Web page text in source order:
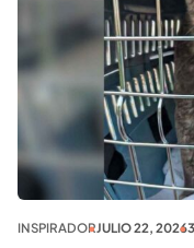
INSPIRADORJULIO 22, 2026